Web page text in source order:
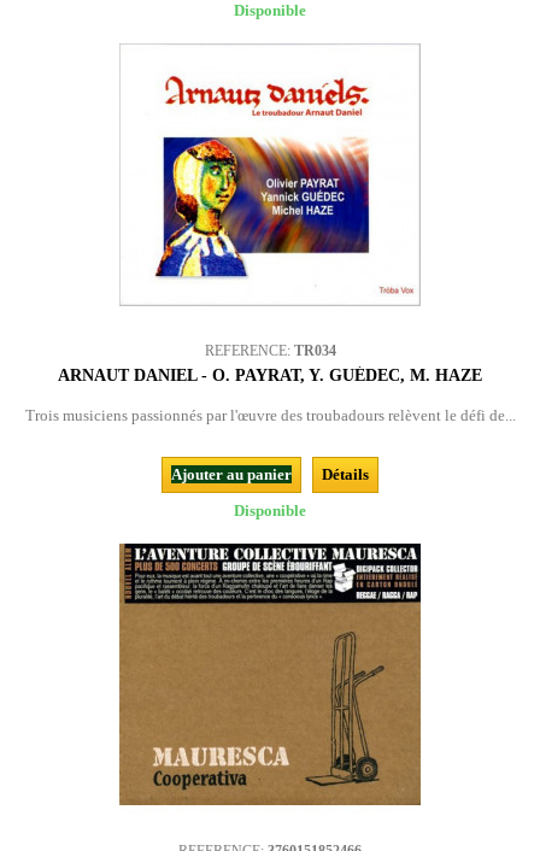
Disponible
REFERENCE: TR034
ARNAUT DANIEL - O. PAYRAT, Y. GUÉDEC, M. HAZE
Trois musiciens passionnés par l'œuvre des troubadours relèvent le défi de...
Ajouter au panier
Détails
Disponible